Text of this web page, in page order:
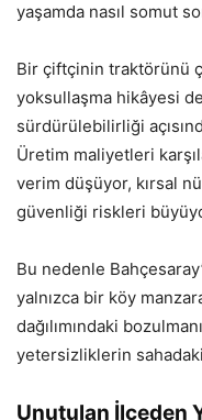
yaşamda nasıl somut
Bir çiftçinin traktörünü
yoksullaşma hikâyesi
sürdürülebilirliği
Üretim maliyetleri
verim düşüyor, kırsal
güvenliği riskleri
Bu nedenle
yalnızca bir köy
dağılımındaki
yetersizliklerin sahadaki
Unutulan İlçeden